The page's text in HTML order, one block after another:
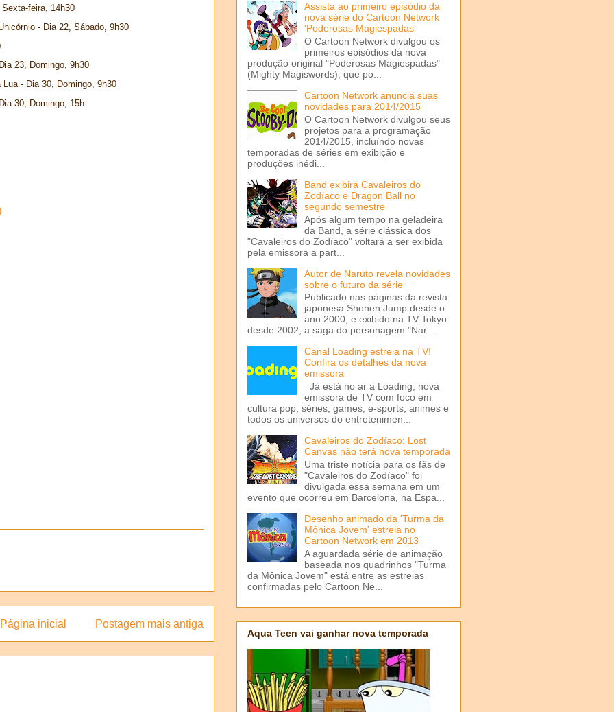
feira, 14h30
- Dia 22, Sábado, 9h30
23, Domingo, 9h30
- Dia 30, Domingo, 9h30
30, Domingo, 15h
Postagem mais antiga
Página inicial
Assista ao primeiro episódio da
nova série do Cartoon Network
'Poderosas Magiespadas'
O Cartoon Network divulgou os
primeiros episódios da nova
produção original "Poderosas Magiespadas"
(Mighty Magiswords), que po...
Cartoon Network anuncia suas
novidades para 2014/2015
O Cartoon Network divulgou seus
projetos para a programação
2014/2015, incluíndo novas
temporadas de séries em exibição e
produções inédi...
Band exibirá Cavaleiros do
Zodíaco e Dragon Ball no
segundo semestre
Após algum tempo na geladeira
da Band, a série clássica dos
"Cavaleiros do Zodíaco" voltará a ser exibida
pela emissora a part...
Autor de Naruto revela novidades
sobre o futuro da série
Publicado nas páginas da revista
japonesa Shonen Jump desde o
ano 2000, e exibido na TV Tokyo
desde 2002, a saga do personagem "Nar...
Canal Loading estreia na TV!
Confira os detalhes da nova
emissora
Já está no ar a Loading, nova
emissora de TV com foco em
cultura pop, séries, games, e-sports, animes e
todos os universos do entretenimen...
Cavaleiros do Zodíaco: Lost
Canvas não terá nova temporada
Uma triste notícia para os fãs de
"Cavaleiros do Zodíaco" foi
divulgada essa semana em um
evento que ocorreu em Barcelona, na Espa...
Desenho animado da 'Turma da
Mônica Jovem' estreia no
Cartoon Network em 2013
A aguardada série de animação
baseada nos quadrinhos "Turma
da Mônica Jovem" está entre as estreias
confirmadas pelo Cartoon Ne...
Aqua Teen vai ganhar nova temporada